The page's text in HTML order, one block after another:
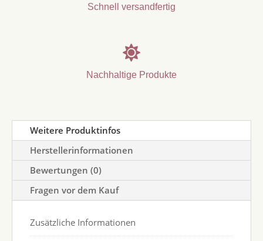
Schnell versandfertig

Nachhaltige Produkte
Weitere Produktinfos
Herstellerinformationen
Bewertungen (0)
Fragen vor dem Kauf
Zusätzliche Informationen